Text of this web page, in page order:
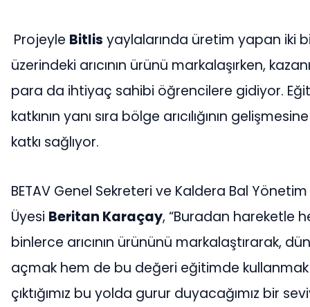
Projeyle Bitlis yaylalarında üretim yapan iki
üzerindeki arıcının ürünü markalaşırken,
para da ihtiyaç sahibi öğrencilere gidiyor.
katkının yanı sıra bölge arıcılığının
katkı sağlıyor.
BETAV Genel Sekreteri ve Kaldera Bal
Üyesi Beritan Karaçay, “Buradan hareketle
binlerce arıcının ürününü markalaştırarak,
açmak hem de bu değeri eğitimde
çıktığımız bu yolda gurur duyacağımız bir